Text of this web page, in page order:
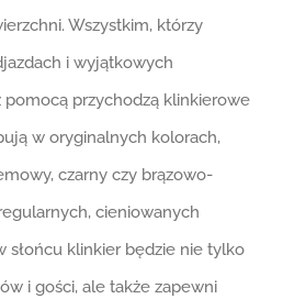
Wszystkim, którzy
i wyjątkowych
pomocą przychodzą klinkierowe
w oryginalnych kolorach,
czarny czy brązowo-
cieniowanych
słońcu klinkier będzie nie tylko
i gości, ale także zapewni